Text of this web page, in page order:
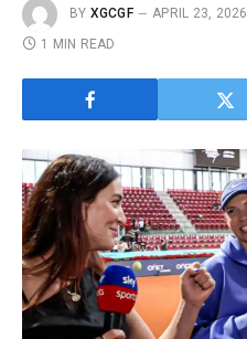
BY XGCGF APRIL 23, 2026
1 MIN READ